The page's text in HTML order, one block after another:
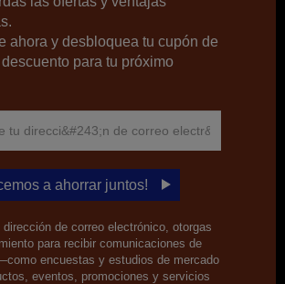
ahora y desbloquea tu cupón de
para tu próximo
a ahorrar juntos!
de correo electrónico, otorgas
para recibir comunicaciones de
encuestas y estudios de mercado
eventos, promociones y servicios